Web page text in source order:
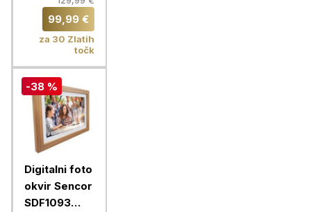
99,99 €
za 30 Zlatih
točk
-38 %
Digitalni foto
okvir Sencor
SDF1093